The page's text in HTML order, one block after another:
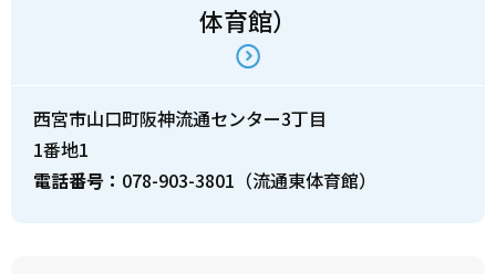
体育館）
西宮市山口町阪神流通センター3丁目
1番地1
電話番号： 078-903-3801（流通東体育館）